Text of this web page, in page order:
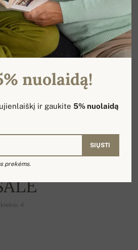
4
nuolaidą!
ir gaukite5% nuolaidą
SIŲSTI
prekėms.